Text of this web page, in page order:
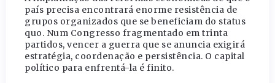
país precisa encontrará enorme resistência de
grupos organizados que se beneficiam do status
quo. Num Congresso fragmentado em trinta
partidos, vencer a guerra que se anuncia exigirá
estratégia, coordenação e persistência. O capital
político para enfrentá-la é finito.